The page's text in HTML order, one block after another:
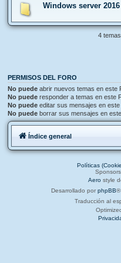
Windows server 2016
4
PERMISOS DEL FORO
No puede abrir nuevos temas en este
No puede responder a temas en este
No puede editar sus mensajes en
No puede borrar sus mensajes en
Índice general
Políticas
Aero style
Desarrollado por phpBB®
Traducción al